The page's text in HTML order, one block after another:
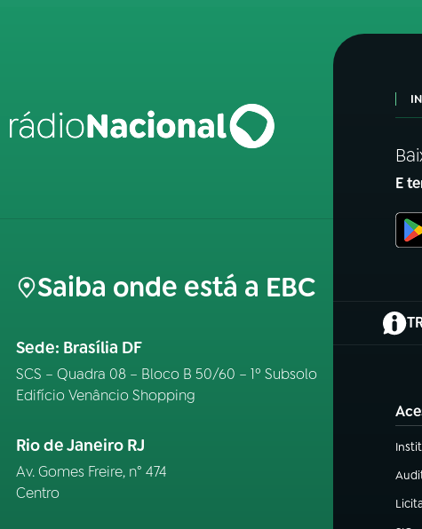
Saiba onde está a EBC
Sede: Brasília DF
SCS – Quadra 08 – Bloco B 50/60 – 1º Subsolo
Edifício Venâncio Shopping
Rio de Janeiro RJ
Av. Gomes Freire, n° 474
Centro
E